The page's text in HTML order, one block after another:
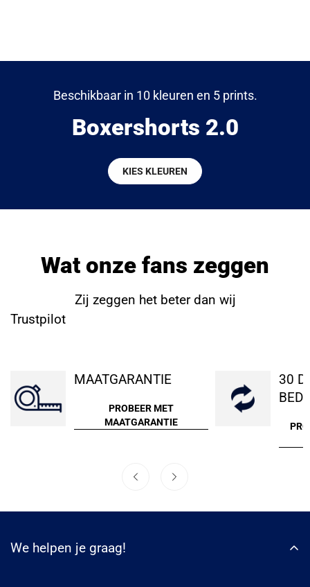
Beschikbaar in 10 kleuren en 5 prints.
Boxershorts 2.0
KIES KLEUREN
Wat onze fans zeggen
Zij zeggen het beter dan wij
Trustpilot
MAATGARANTIE
PROBEER MET
MAATGARANTIE
30
We helpen je graag!